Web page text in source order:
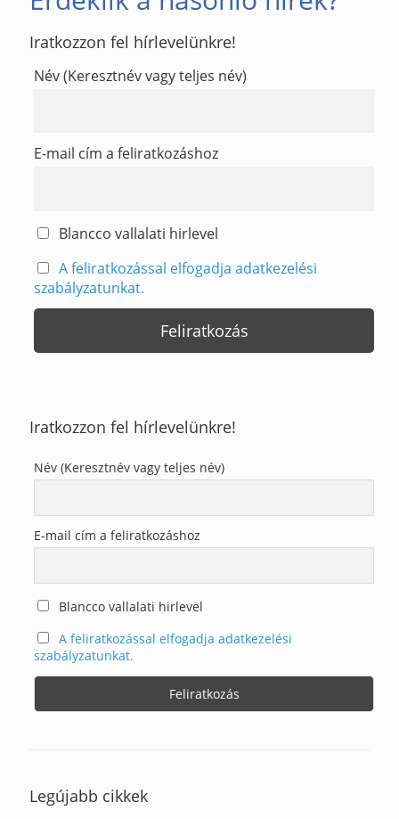
Iratkozzon fel hírlevelünkre!
Név (Keresztnév vagy teljes név)
E-mail cím a feliratkozáshoz
Blancco vallalati hirlevel
A feliratkozással elfogadja adatkezelési
szabályzatunkat.
Iratkozzon fel hírlevelünkre!
Név (Keresztnév vagy teljes név)
E-mail cím a feliratkozáshoz
Blancco vallalati hirlevel
A feliratkozással elfogadja adatkezelési
szabályzatunkat.
Legújabb cikkek